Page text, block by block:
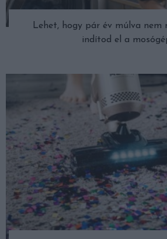
Lehet, hogy pár év múlva nem
indítod el a